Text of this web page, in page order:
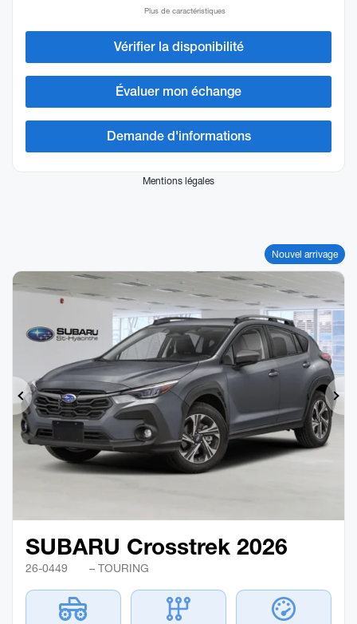
Plus de caractéristiques
Vérifier la disponibilité
Évaluer mon échange
Demande d'informations
Mentions légales
Nouvel arrivage
Précédent
SUBARU Crosstrek 2026
26-0449 – TOURING